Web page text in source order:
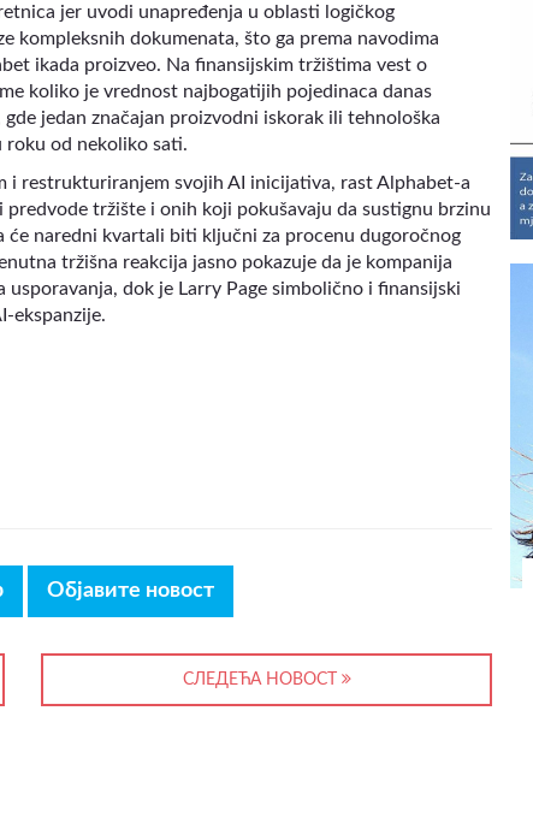
jer uvodi unapređenja u oblasti logičkog
kompleksnih dokumenata, što ga prema navodima
ikada proizveo. Na finansijskim tržištima vest o
koliko je vrednost najbogatijih pojedinaca danas
jedan značajan proizvodni iskorak ili tehnološka
roku od nekoliko sati.
i restrukturiranjem svojih AI inicijativa, rast Alphabet-a
predvode tržište i onih koji pokušavaju da sustignu brzinu
će naredni kvartali biti ključni za procenu dugoročnog
tržišna reakcija jasno pokazuje da je kompanija
dok je Larry Page simbolično i finansijski
ekspanzije.
Објавите новост
СЛЕДЕЋА НОВОСТ